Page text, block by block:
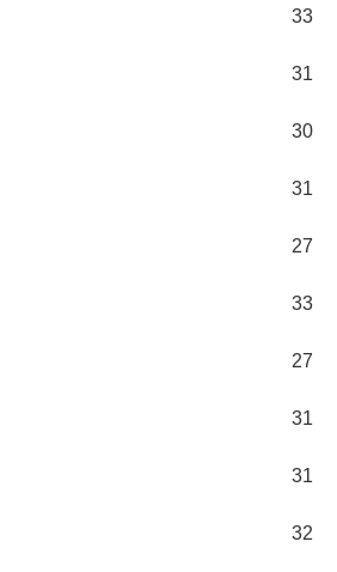
33
31
30
31
27
33
27
31
31
32